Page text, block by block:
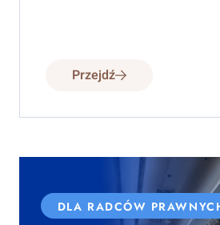
Przejdź
DLA RADCÓW